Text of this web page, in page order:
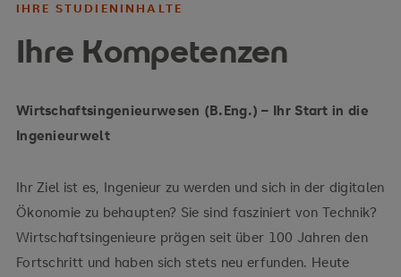
IHRE STUDIENINHALTE
Ihre Kompetenzen
Wirtschaftsingenieurwesen (B.Eng.) – Ihr Start in die
Ingenieurwelt
Ihr Ziel ist es, Ingenieur zu werden und sich in der digitalen
Ökonomie zu behaupten? Sie sind fasziniert von Technik?
Wirtschaftsingenieure prägen seit über 100 Jahren den
Fortschritt und haben sich stets neu erfunden. Heute